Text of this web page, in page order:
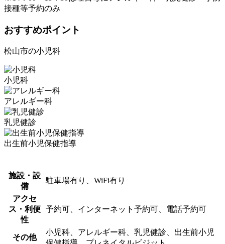
接種等予約のみ
おすすめポイント
松山市の小児科
小児科
アレルギー科
乳児健診
出生前小児保健指導
施設・設
備
駐車場有り、WiFi有り
アクセ
ス・利便
性
予約可、インターネット予約可、電話予約可
その他
小児科、アレルギー科、乳児健診、出生前小児